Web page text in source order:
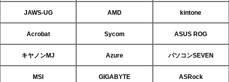
JAWS-UG AMD kintone
Acrobat Sycom ASUS ROG
キヤノンMJ Azure パソコンSEVEN
MSI GIGABYTE ASRock